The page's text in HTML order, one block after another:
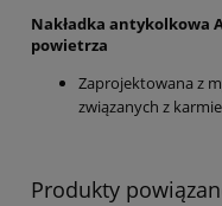
Nakładka antykolkowa
powietrza
Zaprojektowana z
związanych z
Produkty